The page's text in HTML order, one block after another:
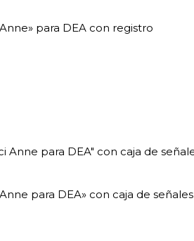
para DEA con registro
para DEA» con caja de señales